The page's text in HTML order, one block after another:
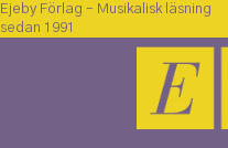
Ejeby Förlag – Musikalisk läsning
sedan 1991